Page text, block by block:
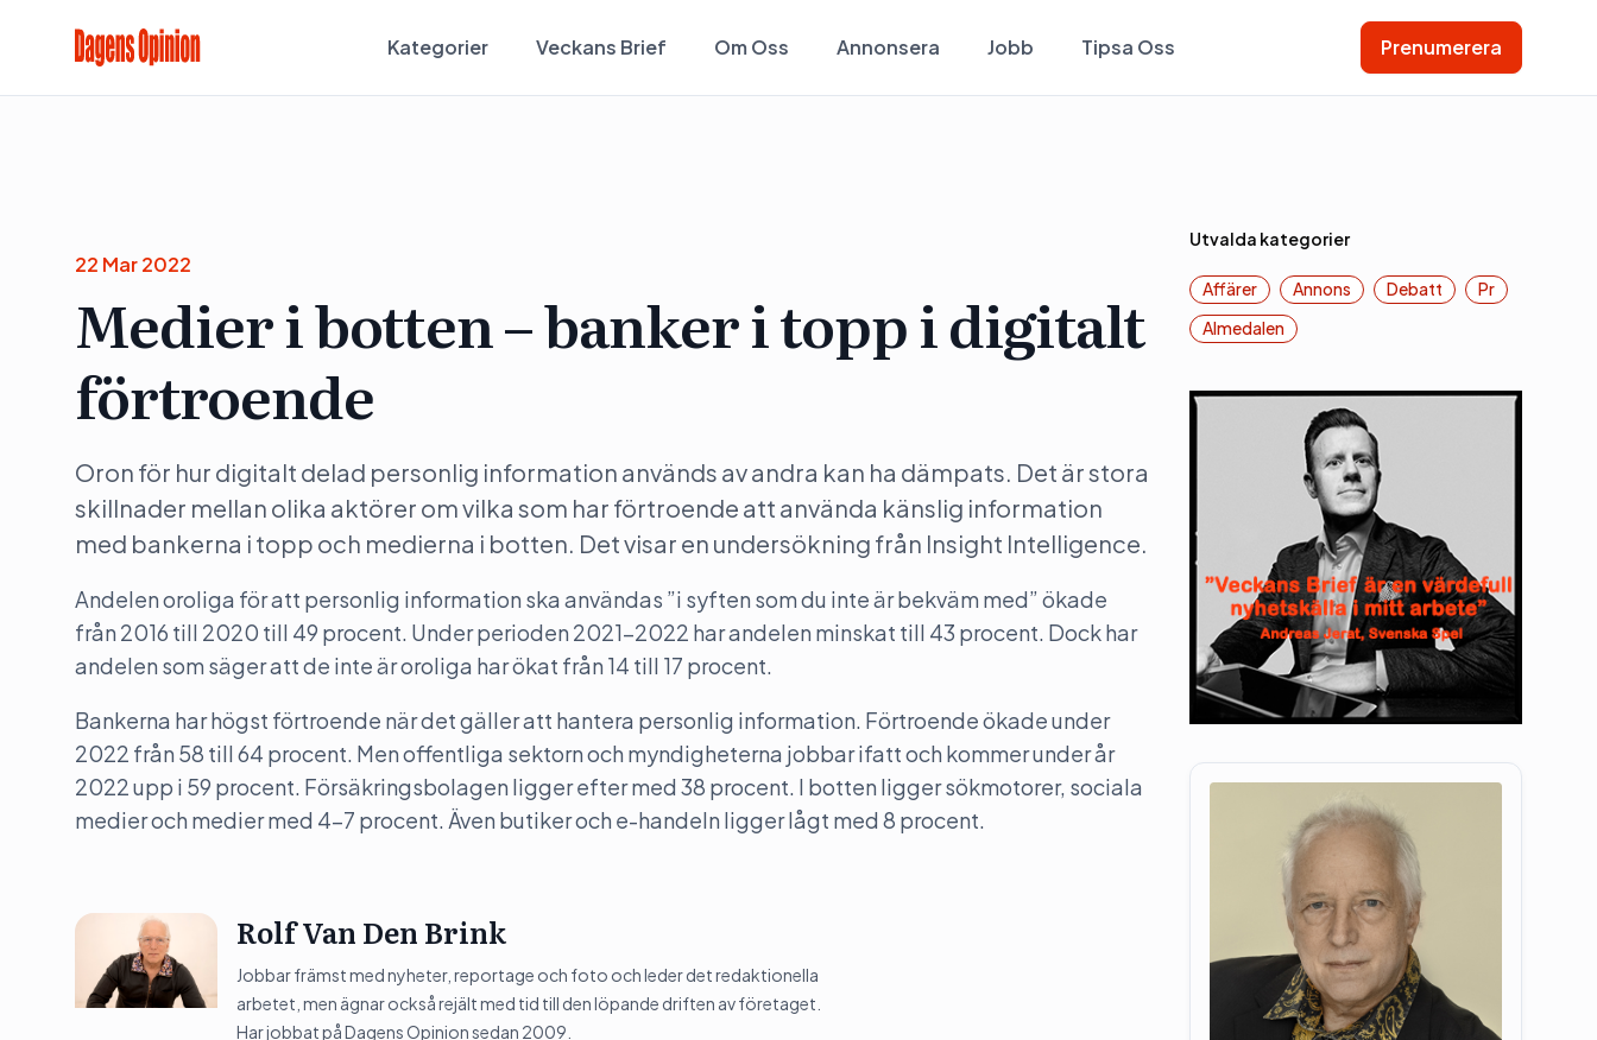
Kategorier Veckans Brief Om Oss Annonsera Jobb Tipsa Oss Prenumerera
22 Mar 2022
Medier i botten – banker i topp i digitalt
förtroende
Oron för hur digitalt delad personlig information används av andra kan ha dämpats. Det är stora
skillnader mellan olika aktörer om vilka som har förtroende att använda känslig information
med bankerna i topp och medierna i botten. Det visar en undersökning från Insight Intelligence.
Andelen oroliga för att personlig information ska användas ”i syften som du inte är bekväm med” ökade
från 2016 till 2020 till 49 procent. Under perioden 2021-2022 har andelen minskat till 43 procent. Dock har
andelen som säger att de inte är oroliga har ökat från 14 till 17 procent.
Bankerna har högst förtroende när det gäller att hantera personlig information. Förtroende ökade under
2022 från 58 till 64 procent. Men offentliga sektorn och myndigheterna jobbar ifatt och kommer under år
2022 upp i 59 procent. Försäkringsbolagen ligger efter med 38 procent. I botten ligger sökmotorer, sociala
medier och medier med 4-7 procent. Även butiker och e-handeln ligger lågt med 8 procent.
Rolf Van Den Brink
Jobbar främst med nyheter, reportage och foto och leder det redaktionella
arbetet, men ägnar också rejält med tid till den löpande driften av företaget.
Har jobbat på Dagens Opinion sedan 2009.
Utvalda kategorier
Affärer Annons Debatt
Pr
Almedalen